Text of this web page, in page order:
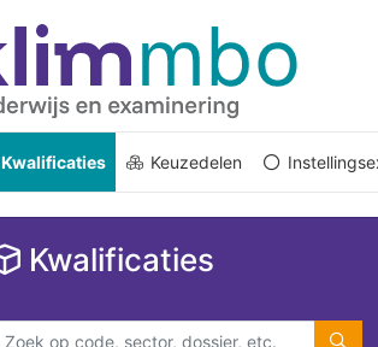
Kwalificaties Keuzedelen
Kwalificaties